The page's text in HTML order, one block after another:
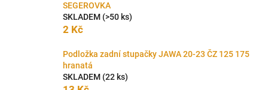
SEGEROVKA
SKLADEM (>50 ks)
2 Kč
Podložka zadní stupačky JAWA 20-23 ČZ 125 175
hranatá
SKLADEM (22 ks)